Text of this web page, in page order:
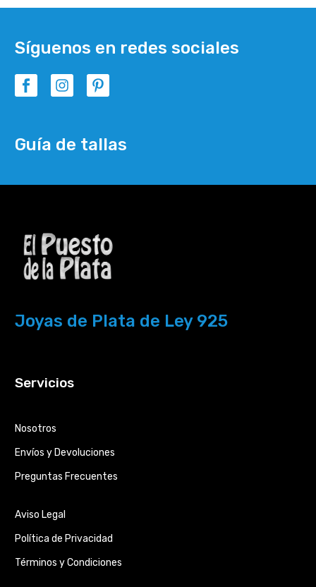
Síguenos en redes sociales
Guía de tallas
Joyas de Plata de Ley 925
Servicios
Nosotros
Envíos y Devoluciones
Preguntas Frecuentes
Aviso Legal
Política de Privacidad
Términos y Condiciones